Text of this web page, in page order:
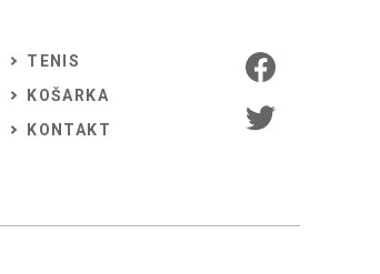
TENIS
KOŠARKA
KONTAKT